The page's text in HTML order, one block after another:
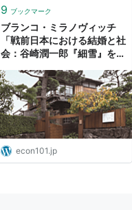
9 ブックマーク
ブランコ・ミラノヴィッチ
「戦前日本における結婚と社
会：谷崎潤一郎『細雪』を読
econ101.jp